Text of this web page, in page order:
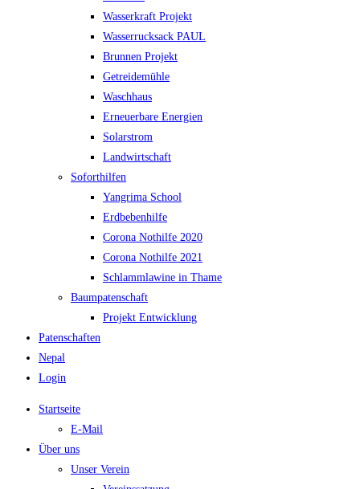
Wasserkraft Projekt
Wasserrucksack PAUL
Brunnen Projekt
Getreidemühle
Waschhaus
Erneuerbare Energien
Solarstrom
Landwirtschaft
Soforthilfen
Yangrima School
Erdbebenhilfe
Corona Nothilfe 2020
Corona Nothilfe 2021
Schlammlawine in Thame
Baumpatenschaft
Projekt Entwicklung
Patenschaften
Nepal
Login
Startseite
E-Mail
Über uns
Unser Verein